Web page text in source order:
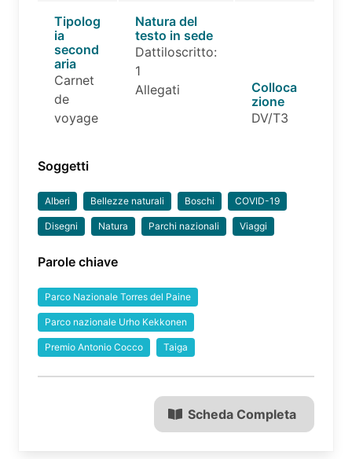
Tipolog
ia
second
aria
Carnet
de
voyage
Natura del
testo in sede
Dattiloscritto:
1
Allegati
Colloca
zione
DV/T3
Soggetti
Alberi Bellezze naturali Boschi COVID-19
Disegni Natura Parchi nazionali Viaggi
Parole chiave
Parco Nazionale Torres del Paine
Parco nazionale Urho Kekkonen
Premio Antonio Cocco Taiga
Scheda Completa